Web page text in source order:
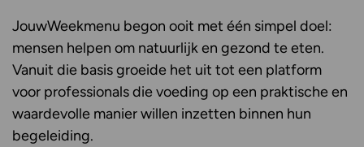
JouwWeekmenu begon ooit met één simpel doel:
mensen helpen om natuurlijk en gezond te eten.
Vanuit die basis groeide het uit tot een platform
voor professionals die voeding op een praktische en
waardevolle manier willen inzetten binnen hun
begeleiding.